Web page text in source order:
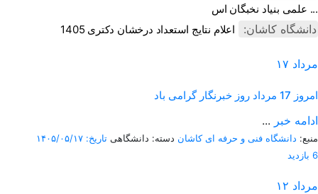
علمی بنیاد نخبگان اس ...
دانشگاه کاشان: اعلام نتایج استعداد درخشان دکتری 1405
۱۷ مرداد
امروز
... ادامه خبر
منبع: دانشگاه فنی و حرفه ای کاشان دسته: دانشگاهی تاریخ: ۱۴۰۵/۰۵/۱۷
6 بازدید
۱۲ مرداد